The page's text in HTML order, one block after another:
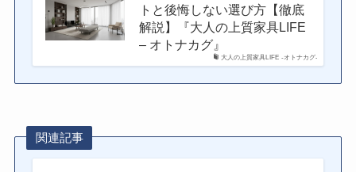
大人の上質家具LIFE -オトナカグ-
トと後悔しない選び方【徹底
解説】『大人の上質家具LIFE
– オトナカグ』
関連記事